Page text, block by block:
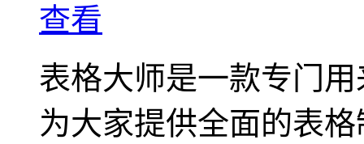
查看
表格大师是一款专门
为大家提供全面的表